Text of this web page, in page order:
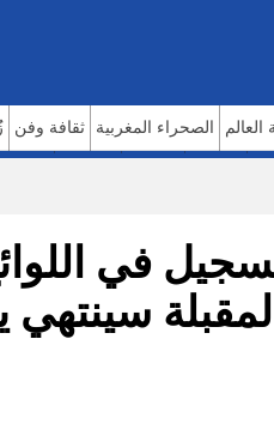
العالم الصحراء المغربية ثقافة وفن
في
سينتهي يوم